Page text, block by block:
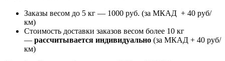
Заказы весом до 5 кг — 1000 руб. (за МКАД + 40 руб/
км)
Стоимость доставки заказов весом более 10 кг
— рассчитывается индивидуально (за МКАД + 40 руб/
км)